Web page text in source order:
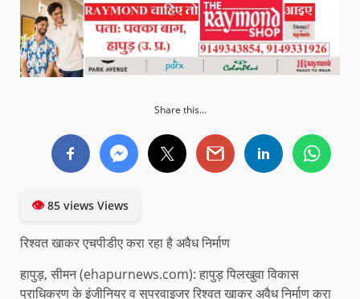
Share this...
👁85 views Views
रिश्वत खाकर एचपीडीए करा रहा है अवैध निर्माण
हापुड़, सीमन (ehapurnews.com): हापुड़ पिलखुवा विकास
प्राधिकरण के इंजीनियर व सुपरवाइजर रिश्वत खाकर अवैध निर्माण करा